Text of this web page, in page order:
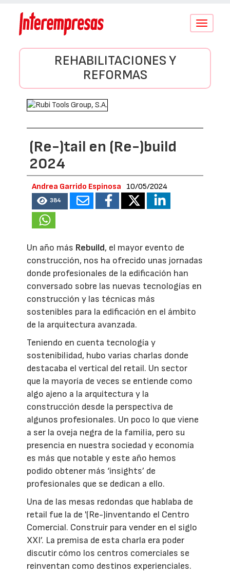
Conmutar
REHABILITACIONES Y
REFORMAS
(Re-)tail en (Re-)build
2024
Andrea Garrido Espinosa 10/05/2024
384
Un año más Rebuild, el mayor evento de
construcción, nos ha ofrecido unas jornadas
donde profesionales de la edificación han
conversado sobre las nuevas tecnologías en
construcción y las técnicas más
sostenibles para la edificación en el ámbito
de la arquitectura avanzada.
Teniendo en cuenta tecnología y
sostenibilidad, hubo varias charlas donde
destacaba el vertical del retail. Un sector
que la mayoría de veces se entiende como
algo ajeno a la arquitectura y la
construcción desde la perspectiva de
algunos profesionales. Un poco lo que viene
a ser la oveja negra de la familia, pero su
presencia en nuestra sociedad y economía
es más que notable y este año hemos
podido obtener más ‘insights’ de
profesionales que se dedican a ello.
Una de las mesas redondas que hablaba de
retail fue la de '(Re-)inventando el Centro
Comercial. Construir para vender en el siglo
XXI’. La premisa de esta charla era poder
discutir cómo los centros comerciales se
reinventan como destinos experienciales.